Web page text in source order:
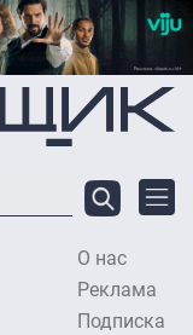
О нас
Реклама
Подписка